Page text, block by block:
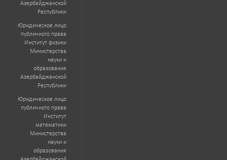
Азербайджанской
Республики
Юридическое лицо
публичного права
Институт физики
Министерства
науки и
образования
Азербайджанской
Республики
Юридическое лицо
публичного права
Институт
математики
Министерства
науки и
образования